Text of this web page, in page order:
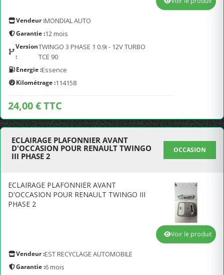
Vendeur :MONDIAL AUTO
Garantie :12 mois
Version
:
TWINGO 3 PHASE 1 0.9i - 12V TURBO
TCE 90
Energie :Essence
Kilométrage :114158
24,00 € TTC
ECLAIRAGE PLAFONNIER AVANT
D'OCCASION POUR RENAULT TWINGO
III PHASE 2
OCCASION
ECLAIRAGE PLAFONNIER AVANT
D'OCCASION POUR RENAULT TWINGO III
PHASE 2
Vendeur :EST RECYCLAGE AUTOMOBILE
Garantie :6 mois
Voir le produit